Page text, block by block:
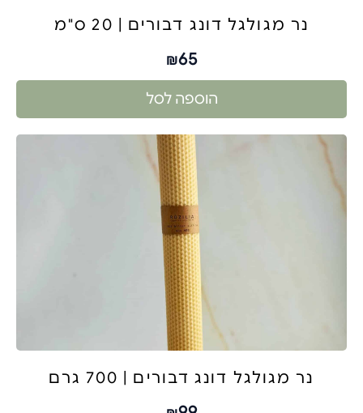
נר מגולגל דונג דבורים | 20 ס"מ
₪65
הוספה לסל
נר מגולגל דונג דבורים | 700 גרם